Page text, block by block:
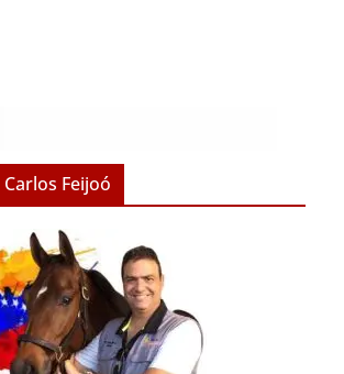
Feijoó